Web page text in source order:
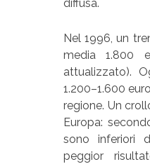
diffusa.
Nel 1996, un
media 1.800
attualizzato).
1.200–1.600
regione. Un
Europa:
sono inferiori
peggior